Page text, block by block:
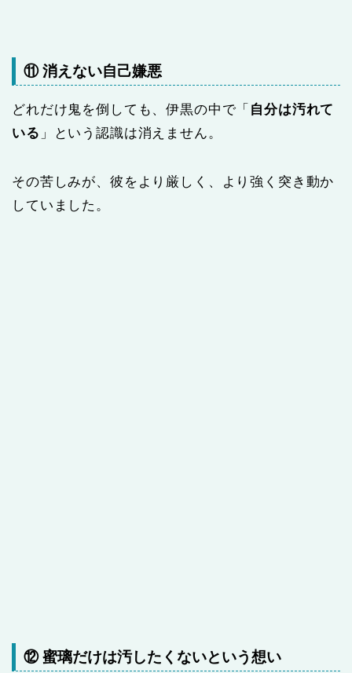
⑪ 消えない自己嫌悪
どれだけ鬼を倒しても、伊黒の中で「 自分は汚れて
いる 」という認識は消えません。
その苦しみが、彼をより厳しく、より強く突き動か
していました。
⑫ 蜜璃だけは汚したくないという想い